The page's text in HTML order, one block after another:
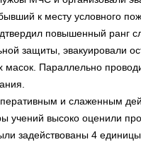
к месту условного
повышенный ранг
защиты, эвакуировали
масок. Параллельно
и слаженным
учений высоко оценили
задействованы 4